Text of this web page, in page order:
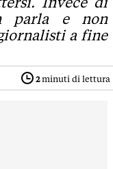
parla e non
a fine
2minuti di lettura